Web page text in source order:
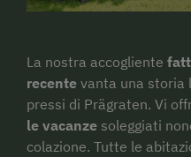
La nostra accogliente
recente vanta una storia
pressi di Prägraten. Vi
le vacanze soleggiati
colazione. Tutte le